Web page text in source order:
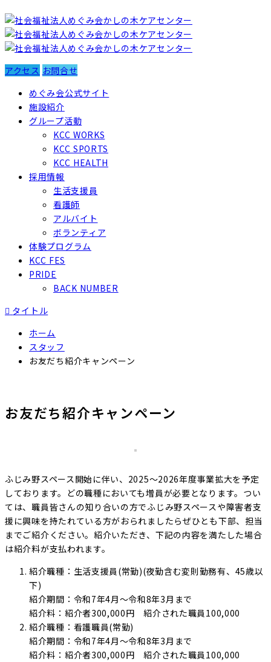
アクセス お問合せ
めぐみ会公式サイト
施設紹介
グループ活動
KCC WORKS
KCC SPORTS
KCC HEALTH
採用情報
生活支援員
看護師
アルバイト
ボランティア
体験プログラム
KCC FES
PRIDE
BACK NUMBER
 タイトル
ホーム
スタッフ
お友だち紹介キャンペーン
お友だち紹介キャンペーン
ふじみ野スペース開始に伴い、2025～2026年度事業拡大を予定
しております。どの職種においても増員が必要となります。つい
ては、職員皆さんの知り合いの方でふじみ野スペースや障害者支
援に興味を持たれている方がおられましたらぜひとも下部、担当
までご紹介ください。紹介いただき、下記の内容を満たした場合
は紹介料が支払われます。
紹介職種：生活支援員(常勤)(夜勤含む変則勤務有、45歳以
下)
紹介期間：令和7年4月～令和8年3月まで
紹介料：紹介者300,000円 紹介された職員100,000
紹介職種：看護職員(常勤)
紹介期間：令和7年4月～令和8年3月まで
紹介料：紹介者300,000円 紹介された職員100,000